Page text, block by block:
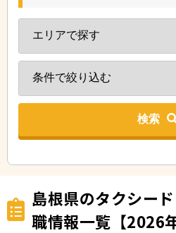
検索
島根県のタクシー
職情報一覧【2026